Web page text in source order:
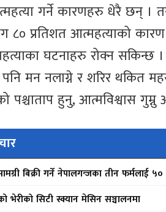
गर्ने कारणहरु धेरै छन् ।
प्रतिशत आत्महत्याको
घटनाहरु रोक्न सकिन्छ
मन नलाग्ने र शरिर थकित
हुनु, आत्मविश्वास गुम्नु
बिक्री गर्ने नेपालगन्जका तीन फर्मलाई
भेरीको सिटी स्क्यान मेसिन सञ्चालनमा